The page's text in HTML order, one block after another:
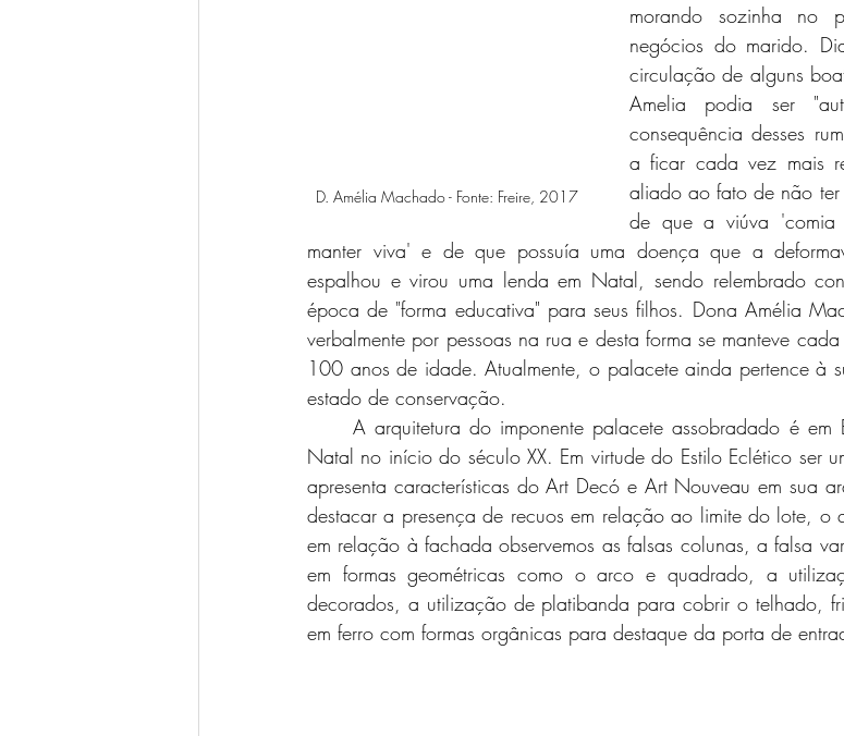
D. Amélia Machado - Fonte: Freire, 2017
morando sozinha no
negócios do marido.
circulação de alguns
Amelia podia ser
consequência desses
a ficar cada vez mais
aliado ao fato de não
de que a viúva
manter viva' e de que possuía uma doença que a
espalhou e virou uma lenda em Natal, sendo relembrado
época de "forma educativa" para seus filhos. Dona Amélia
verbalmente por pessoas na rua e desta forma se manteve
100 anos de idade. Atualmente, o palacete ainda pertence à
estado de conservação.
	A arquitetura do imponente palacete assobradado é em Estilo Eclético, muito comum em
Natal no início do século XX. Em virtude do Estilo Eclético ser
apresenta características do Art Decó e Art Nouveau em sua
destacar a presença de recuos em relação ao limite do lote, o
em relação à fachada observemos as falsas colunas, a falsa
em formas geométricas como o arco e quadrado, a
decorados, a utilização de platibanda para cobrir o telhado,
em ferro com formas orgânicas para destaque da porta de